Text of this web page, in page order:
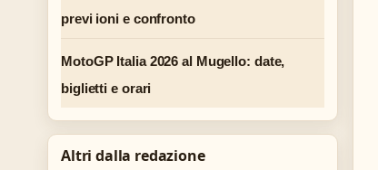
previ ioni e confronto
MotoGP Italia 2026 al Mugello: date,
biglietti e orari
Altri dalla redazione